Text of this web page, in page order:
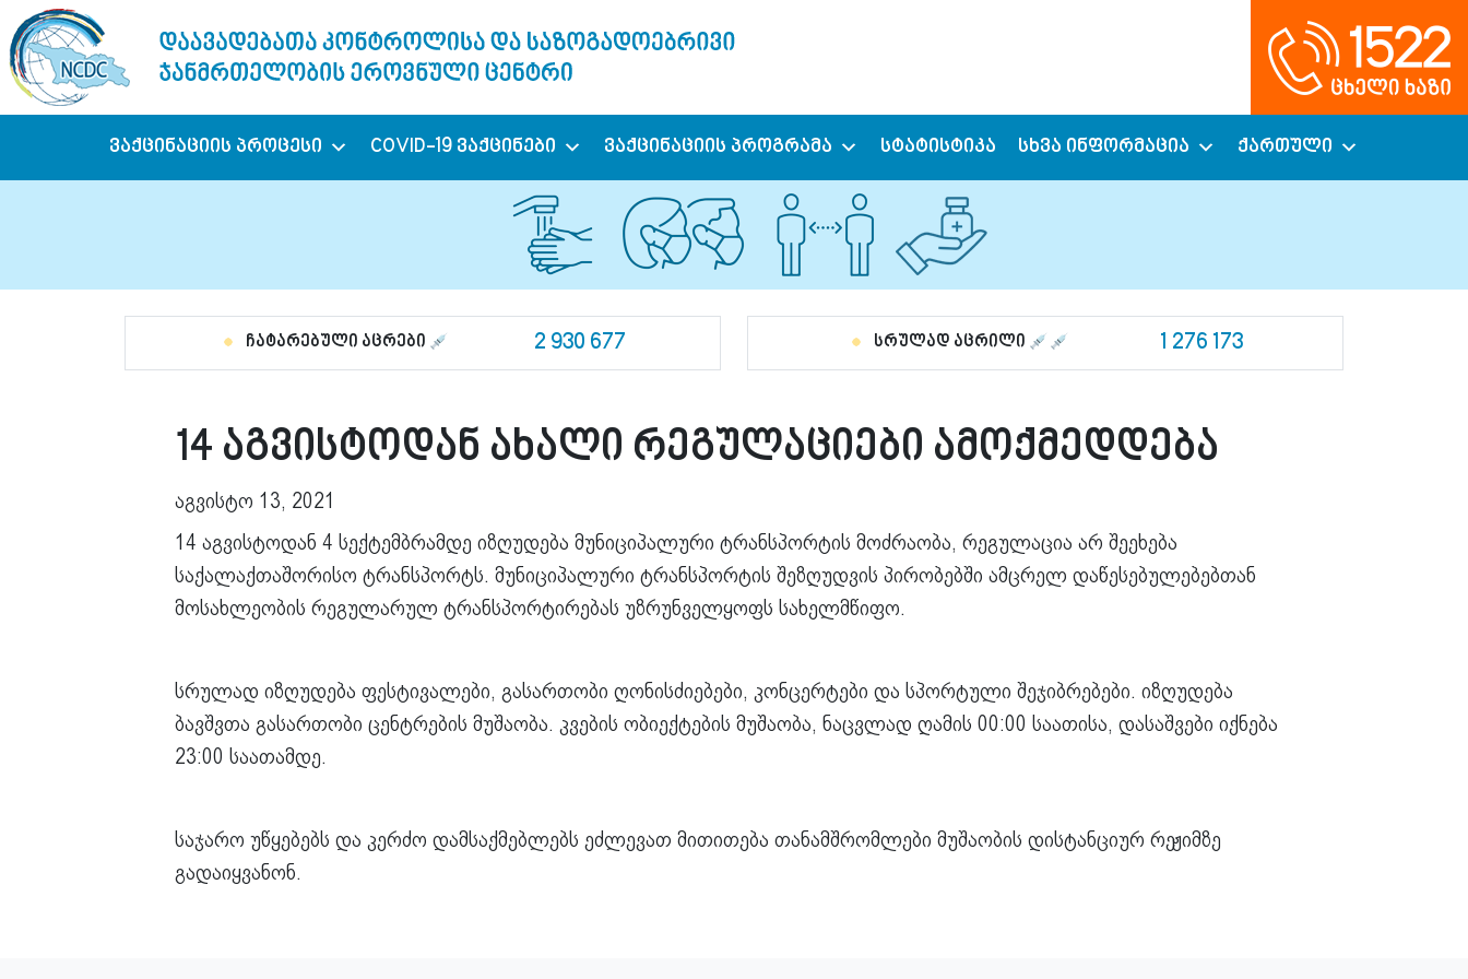
ვაქცინაციის პროცესი COVID-19 ვაქცინები ვაქცინაციის პროგრამა სტატისტიკა სხვა ინფორმაცია ქართული
ჩატარებული აცრები 2 930 677 სრულად აცრილი 1 276 173
14 აგვისტოდან ახალი რეგულაციები ამოქმედდება
აგვისტო 13, 2021
14 აგვისტოდან 4 სექტემბრამდე იზღუდება მუნიციპალური ტრანსპორტის მოძრაობა, რეგულაცია არ შეეხება
საქალაქთაშორისო ტრანსპორტს. მუნიციპალური ტრანსპორტის შეზღუდვის პირობებში ამცრელ დაწესებულებებთან
მოსახლეობის რეგულარულ ტრანსპორტირებას უზრუნველყოფს სახელმწიფო.
სრულად იზღუდება ფესტივალები, გასართობი ღონისძიებები, კონცერტები და სპორტული შეჯიბრებები. იზღუდება
ბავშვთა გასართობი ცენტრების მუშაობა. კვების ობიექტების მუშაობა, ნაცვლად ღამის 00:00 საათისა, დასაშვები იქნება
23:00 საათამდე.
საჯარო უწყებებს და კერძო დამსაქმებლებს ეძლევათ მითითება თანამშრომლები მუშაობის დისტანციურ რეჟიმზე
გადაიყვანონ.